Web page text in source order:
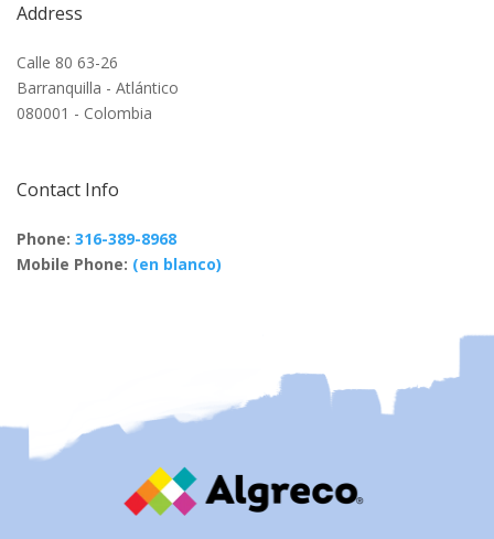
Address
Calle 80 63-26
Barranquilla - Atlántico
080001 - Colombia
Contact Info
Phone: 316-389-8968
Mobile Phone: (en blanco)